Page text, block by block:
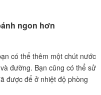
ngon hơn
có thể thêm một chút nước
đường. Bạn cũng có thể sử
được để ở nhiệt độ phòng